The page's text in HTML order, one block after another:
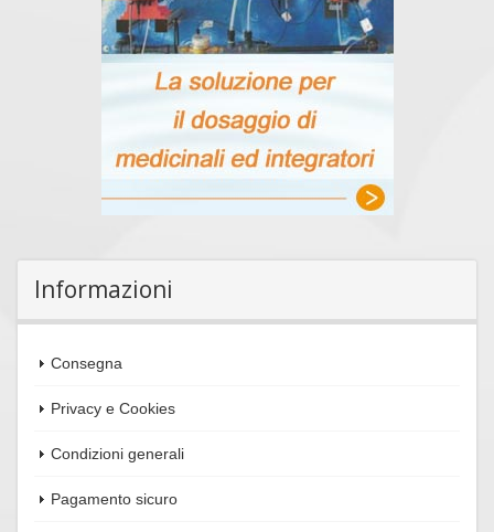
Informazioni
Consegna
Privacy e Cookies
Condizioni generali
Pagamento sicuro